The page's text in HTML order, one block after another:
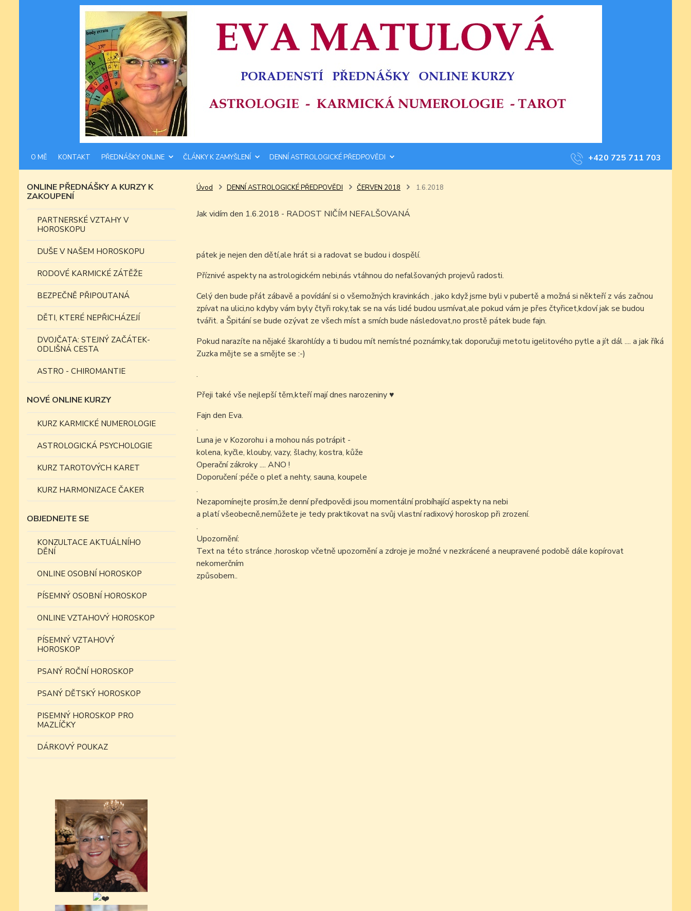
O MĚ KONTAKT PŘEDNÁŠKY ONLINE ČLÁNKY K ZAMYŠLENÍ DENNÍ ASTROLOGICKÉ PŘEDPOVĚDI +420 725 711 703
ONLINE PŘEDNÁŠKY A KURZY K
ZAKOUPENÍ
PARTNERSKÉ VZTAHY V
HOROSKOPU
DUŠE V NAŠEM HOROSKOPU
RODOVÉ KARMICKÉ ZÁTĚŽE
BEZPEČNĚ PŘIPOUTANÁ
DĚTI, KTERÉ NEPŘICHÁZEJÍ
DVOJČATA: STEJNÝ ZAČÁTEK-
ODLIŠNÁ CESTA
ASTRO - CHIROMANTIE
NOVÉ ONLINE KURZY
KURZ KARMICKÉ NUMEROLOGIE
ASTROLOGICKÁ PSYCHOLOGIE
KURZ TAROTOVÝCH KARET
KURZ HARMONIZACE ČAKER
OBJEDNEJTE SE
KONZULTACE AKTUÁLNÍHO
DĚNÍ
ONLINE OSOBNÍ HOROSKOP
PÍSEMNÝ OSOBNÍ HOROSKOP
ONLINE VZTAHOVÝ HOROSKOP
PÍSEMNÝ VZTAHOVÝ
HOROSKOP
PSANÝ ROČNÍ HOROSKOP
PSANÝ DĚTSKÝ HOROSKOP
PISEMNÝ HOROSKOP PRO
MAZLÍČKY
DÁRKOVÝ POUKAZ
Úvod DENNÍ ASTROLOGICKÉ PŘEDPOVĚDI ČERVEN 2018 1.6.2018
Jak vidím den 1.6.2018 - RADOST NIČÍM NEFALŠOVANÁ
pátek je nejen den dětí,ale hrát si a radovat se budou i dospělí.
Příznivé aspekty na astrologickém nebi,nás vtáhnou do nefalšovaných projevů radosti.
Celý den bude přát zábavě a povídání si o všemožných kravinkách , jako když jsme byli v pubertě a možná si někteří z vás začnou
zpívat na ulici,no kdyby vám byly čtyři roky,tak se na vás lidé budou usmívat,ale pokud vám je přes čtyřicet,kdoví jak se budou
tvářit. a Špitání se bude ozývat ze všech míst a smích bude následovat,no prostě pátek bude fajn.
Pokud narazíte na nějaké škarohlídy a ti budou mít nemístné poznámky,tak doporučuji metotu igelitového pytle a jít dál .... a jak říká
Zuzka mějte se a smějte se :-)
.
Přeji také vše nejlepší těm,kteří mají dnes narozeniny♥
Fajn den Eva.
.
Luna je v Kozorohu i a mohou nás potrápit -
kolena, kyčle, klouby, vazy, šlachy, kostra, kůže
Operační zákroky .... ANO !
Doporučení :péče o pleť a nehty, sauna, koupele
.
Nezapomínejte prosím,že denní předpovědi jsou momentální probíhající aspekty na nebi
a platí všeobecně,nemůžete je tedy praktikovat na svůj vlastní radixový horoskop při zrození.
.
Upozornění:
Text na této stránce ,horoskop včetně upozornění a zdroje je možné v nezkrácené a neupravené podobě dále kopírovat
nekomerčním
způsobem..